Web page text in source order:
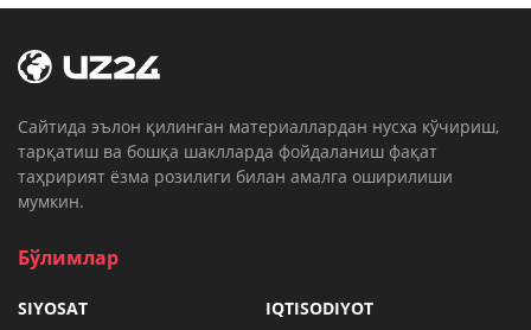
Cайтида эълон қилинган материаллардан нусха кўчириш,
тарқатиш ва бошқа шаклларда фойдаланиш фақат
таҳририят ёзма розилиги билан амалга оширилиши
мумкин.
Бўлимлар
SIYOSAT
IQTISODIYOT